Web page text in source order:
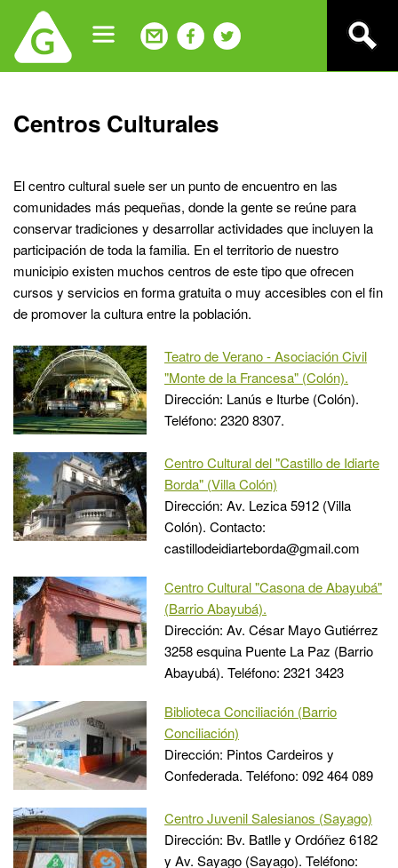
navigation
Back
to
Centros Culturales
El centro cultural suele ser un punto de encuentro en las
comunidades más pequeñas, donde la gente se reúne para
conservar tradiciones y desarrollar actividades que incluyen la
participación de toda la familia. En el territorio de nuestro
municipio existen muchos centros de este tipo que ofrecen
cursos y servicios en forma gratuita o muy accesibles con el fin
de promover la cultura entre la población.
Teatro de Verano - Asociación Civil
"Monte de la Francesa" (Colón).
Dirección: Lanús e Iturbe (Colón).
Teléfono: 2320 8307.
Centro Cultural del "Castillo de Idiarte
Borda" (Villa Colón)
Dirección: Av. Lezica 5912 (Villa
Colón). Contacto:
castillodeidiarteborda@gmail.com
Centro Cultural "Casona de Abayubá"
(Barrio Abayubá).
Dirección: Av. César Mayo Gutiérrez
3258 esquina Puente La Paz (Barrio
Abayubá). Teléfono: 2321 3423
Biblioteca Conciliación (Barrio
Conciliación)
Dirección: Pintos Cardeiros y
Confederada. Teléfono: 092 464 089
Centro Juvenil Salesianos (Sayago)
Dirección: Bv. Batlle y Ordóñez 6182
y Av. Sayago (Sayago). Teléfono: